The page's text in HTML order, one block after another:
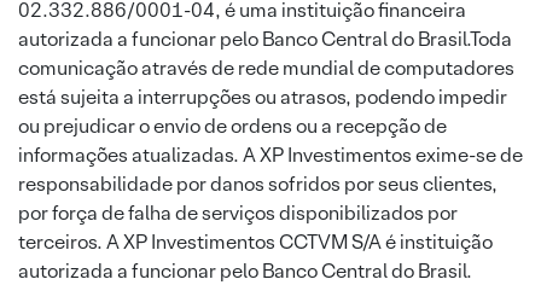
02.332.886/0001-04, é uma instituição financeira
autorizada a funcionar pelo Banco Central do Brasil.Toda
comunicação através de rede mundial de computadores
está sujeita a interrupções ou atrasos, podendo impedir
ou prejudicar o envio de ordens ou a recepção de
informações atualizadas. A XP Investimentos exime-se de
responsabilidade por danos sofridos por seus clientes,
por força de falha de serviços disponibilizados por
terceiros. A XP Investimentos CCTVM S/A é instituição
autorizada a funcionar pelo Banco Central do Brasil.